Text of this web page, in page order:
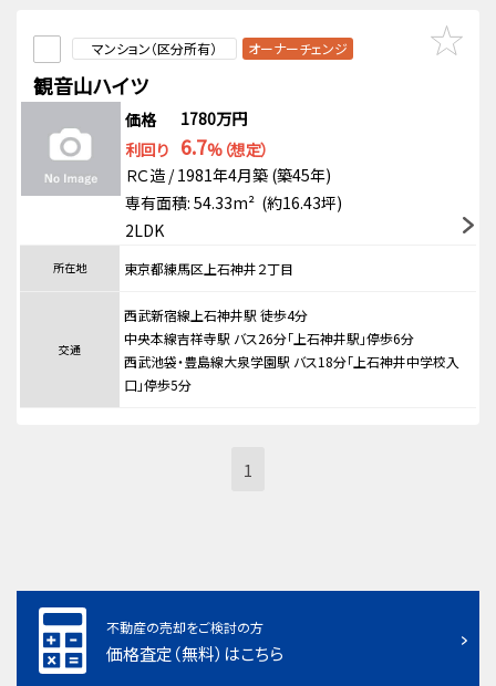
マンション（区分所有） オーナーチェンジ
観音山ハイツ
価格
1780万円
利回り 6.7%（想定）
ＲＣ造 / 1981年4月築 (築45年)
専有面積: 54.33m² (約16.43坪)
2LDK
所在地 東京都練馬区上石神井２丁目
交通
西武新宿線上石神井駅 徒歩4分
中央本線吉祥寺駅 バス26分「上石神井駅」停歩6分
西武池袋・豊島線大泉学園駅 バス18分「上石神井中学校入
口」停歩5分
1
不動産の売却をご検討の方
価格査定（無料）はこちら